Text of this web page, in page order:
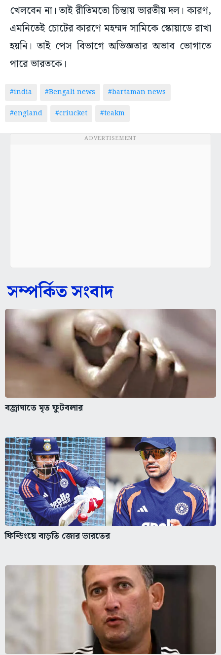
খেলবেন না। তাই রীতিমতো চিন্তায় ভারতীয় দল। কারণ,
এমনিতেই চোটের কারণে মহম্মদ সামিকে স্কোয়াডে রাখা
হয়নি। তাই পেস বিভাগে অভিজ্ঞতার অভাব ভোগাতে
পারে ভারতকে।
#india #Bengali news
#bartaman news
#england
#criucket #teakm
ADVERTISEMENT
সম্পর্কিত সংবাদ
বজ্রাঘাতে মৃত ফুটবলার
ফিল্ডিংয়ে বাড়তি জোর ভারতের